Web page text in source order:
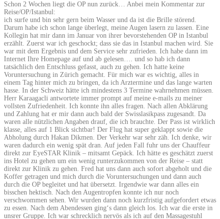
Schon 2 Wochen liegt die OP nun zurück… Anbei mein Kommentar zur
Reise/OP/Istanbul:
ich surfe und bin sehr gern beim Wasser und da ist die Brille störend.
Darum habe ich schon lange überlegt, meine Augen lasern zu lassen. Eine
Kollegin hat mir dann im Januar von ihrer bevorstehenden OP in Istanbul
erzählt. Zuerst war ich geschockt; dass sie das in Istanbul machen wird. Sie
war mit dem Ergebnis und dem Service sehr zufrieden. Ich habe dann im
Internet Ihre Homepage auf und ab gelesen…. und so hab ich dann
tatsächlich den Entschluss gefasst, auch zu gehen. Ich hatte keine
Voruntersuchung in Zürich gemacht. Für mich war es wichtig, alles in
einem Tag hinter mich zu bringen, da ich Arztermine und das lange warten
hasse. In der Schweiz hätte ich mindestens 3 Termine wahrnehmen müssen.
Herr Karaagacli antwortete immer prompt auf meine e-mails zu meiner
vollsten Zufriedenheit. Ich konnte ihn alles fragen. Nach allen Abklärung
und Zahlung hat er mir dann auch bald der Swisslasikpass zugesandt. Da
waren alle nützlichen Angaben drauf, die ich brauchte. Der Pass ist wirklich
klasse, alles auf 1 Blick sichtbar! Der Flug hat super geklappt sowie die
Abholung durch Hakan Dikmen. Der Verkehr war sehr zäh. Ich denke, wir
waren dadurch ein wenig spät dran. Auf jeden Fall fuhr uns der Chauffeur
direkt zur EyeSTAR Klinik – mitsamt Gepäck. Ich hätte es geschätzt zuerst
ins Hotel zu gehen um ein wenig runterzukommen von der Reise – statt
direkt zur Klinik zu gehen. Fred hat uns dann auch sofort abgeholt und die
Koffer getragen und mich durch die Voruntersuchungen und dann auch
durch die OP begleitet und hat übersetzt. Irgendwie war dann alles ein
bisschen hektisch. Nach den Augentropfen konnte ich nur noch
verschwommen sehen. Wir wurden dann noch kurzfristig aufgefordert etwas
zu essen. Nach dem Abendessen ging‘s dann gleich los. Ich war die erste in
unsrer Gruppe. Ich war schrecklich nervös als ich auf den Massagestuhl